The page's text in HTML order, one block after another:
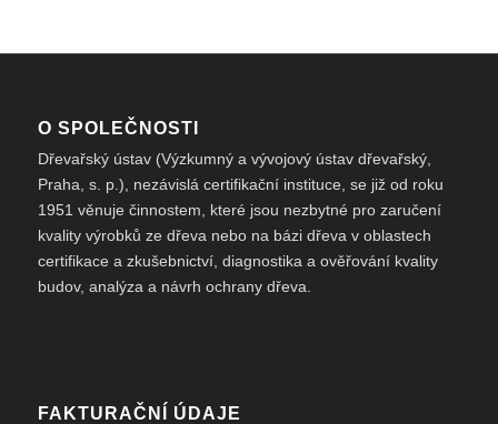
O SPOLEČNOSTI
Dřevařský ústav (Výzkumný a vývojový ústav dřevařský,
Praha, s. p.), nezávislá certifikační instituce, se již od roku
1951 věnuje činnostem, které jsou nezbytné pro zaručení
kvality výrobků ze dřeva nebo na bázi dřeva v oblastech
certifikace a zkušebnictví, diagnostika a ověřování kvality
budov, analýza a návrh ochrany dřeva.
FAKTURAČNÍ ÚDAJE